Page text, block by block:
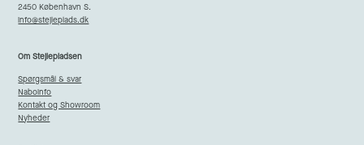
2450 København S.
info@stejleplads.dk
Om Stejlepladsen
Spørgsmål & svar
Naboinfo
Kontakt og Showroom
Nyheder